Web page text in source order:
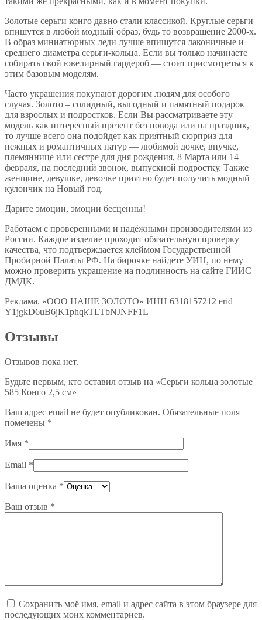
Золотые серьги конго давно стали классикой. Круглые серьги
впишутся в любой модный образ, будь то возвращение 2000-х.
В образ миниатюрных леди лучше впишутся лаконичные и
среднего диаметра серьги-кольца. Если вы только начинаете
собирать свой ювелирный гардероб — стоит присмотреться к
этим базовым моделям.
Часто украшения покупают дорогим людям для особого
случая. Золото – солидный, выгодный и памятный подарок
для взрослых и подростков. Если Вы рассматриваете эту
модель как интересный презент без повода или на праздник,
то лучше всего она подойдет как приятный сюрприз для
нежных и романтичных натур — любимой дочке, внучке,
племяннице или сестре для дня рождения, 8 Марта или 14
февраля, на последний звонок, выпускной подростку. Также
женщине, девушке, девочке приятно будет получить модный
кулончик на Новый год.
Дарите эмоции, эмоции бесценны!
Работаем с проверенными и надёжными производителями из
России. Каждое изделие проходит обязательную проверку
качества, что подтверждается клеймом Государственной
Пробирной Палаты РФ. На бирочке найдете УИН, по нему
можно проверить украшение на подлинность на сайте ГИИС
ДМДК.
Реклама. «ООО НАШЕ ЗОЛОТО» ИНН 6318157212 erid
Y1jgkD6uB6jK1phqkTLTbNJNFF1L
Отзывы
Отзывов пока нет.
Будьте первым, кто оставил отзыв на «Серьги кольца золотые
585 Конго 2,5 см»
Ваш адрес email не будет опубликован. Обязательные поля
помечены *
Имя *
Email *
Ваша оценка *
Ваш отзыв *
Сохранить моё имя, email и адрес сайта в этом браузере для
последующих моих комментариев.